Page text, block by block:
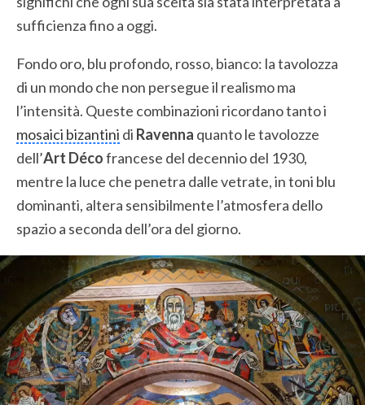
sufficienza fino a oggi.
Fondo oro, blu profondo, rosso, bianco: la tavolozza
di un mondo che non persegue il realismo ma
l’intensità. Queste combinazioni ricordano tanto i
mosaici bizantini di Ravenna quanto le tavolozze
dell’Art Décofrancese del decennio del 1930,
mentre la luce che penetra dalle vetrate, in toni blu
dominanti, altera sensibilmente l’atmosfera dello
spazio a seconda dell’ora del giorno.